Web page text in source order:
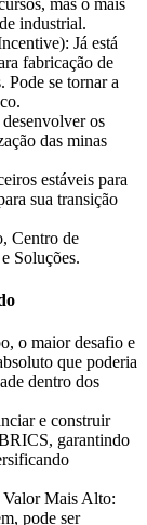
industrial.
Já está
fabricação de
Pode se tornar a
os
das minas
estáveis para
sua transição
Centro de
e Soluções.
o maior desafio e
que poderia
dentro dos
e construir
garantindo
Valor Mais Alto:
pode ser